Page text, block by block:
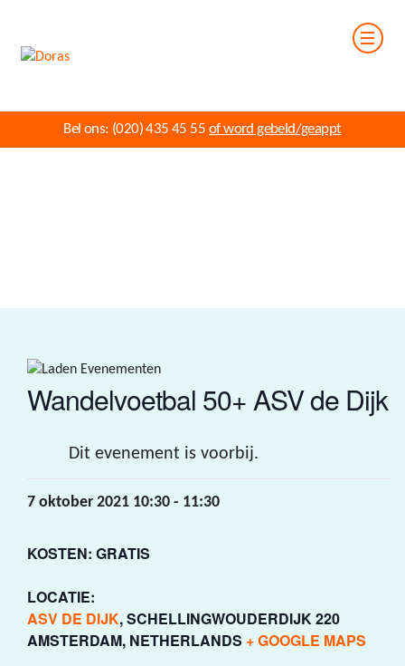
Bel ons: (020) 435 45 55 of word gebeld/geappt
Wandelvoetbal 50+ ASV de Dijk
Dit evenement is voorbij.
7 oktober 2021 10:30 - 11:30
KOSTEN: GRATIS
LOCATIE:
ASV DE DIJK,SCHELLINGWOUDERDIJK 220
AMSTERDAM, NETHERLANDS + GOOGLE MAPS